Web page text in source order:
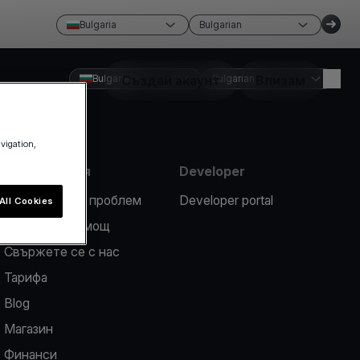
Bulgaria Bulgarian
Създай акаунт
Bulgaria Bulgarian
Информация
Докладвайте проблем
Център за помощ
Свържете се с нас
Тарифа
Blog
Магазин
Финанси
Developer
Developer portal
Cookies